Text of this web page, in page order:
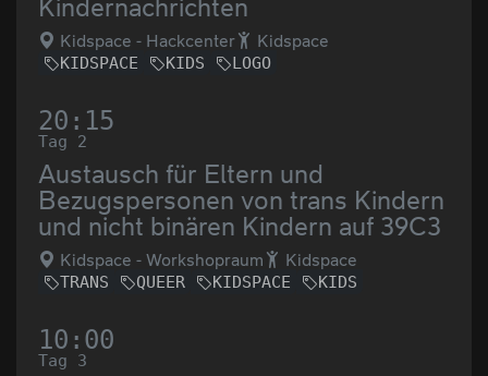
Kindernachrichten
Kidspace - Hackcenter Kidspace
KIDSPACE KIDS LOGO
20:15
Tag 2
Austausch für Eltern und
Bezugspersonen von trans Kindern
und nicht binären Kindern auf 39C3
Kidspace - Workshopraum Kidspace
TRANS QUEER KIDSPACE KIDS
10:00
Tag 3